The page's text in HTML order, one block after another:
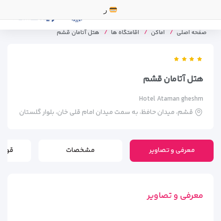
رزرو تور
صفحه اصلی اماکن اقامتگاه ها هتل آتامان قشم
هتل آتامان قشم
Hotel Ataman gheshm
قشم، میدان حافظ، به سمت میدان امام قلی خان، بلوار گلستان
معرفی و تصاویر مشخصات
معرفی و تصاویر